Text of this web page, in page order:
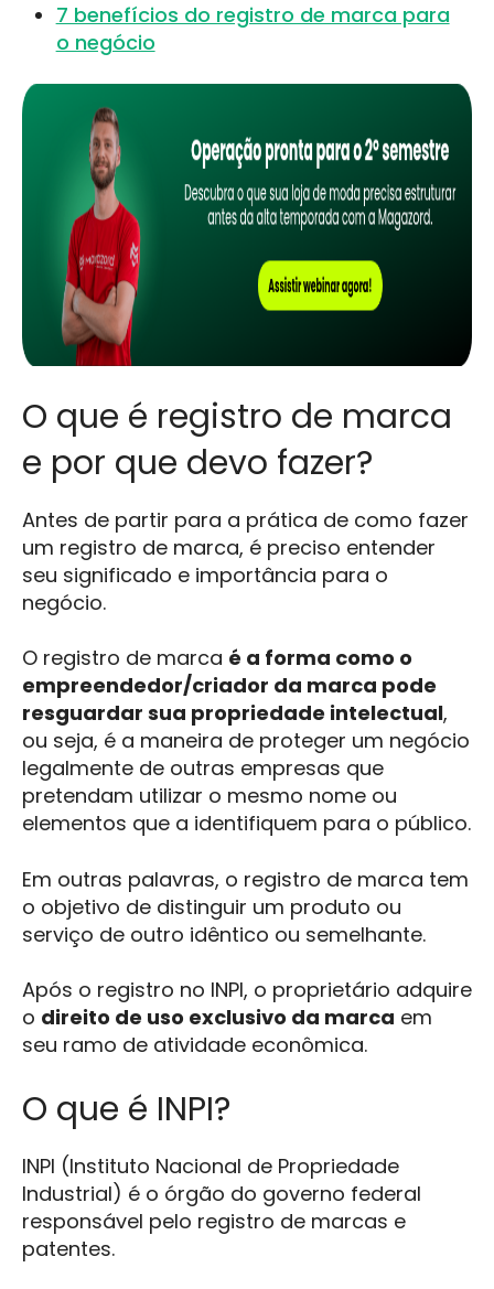
7 benefícios do registro de marca para
o negócio
O que é registro de marca
e por que devo fazer?
Antes de partir para a prática de como fazer
um registro de marca, é preciso entender
seu significado e importância para o
negócio.
O registro de marca é a forma como o
empreendedor/criador da marca pode
resguardar sua propriedade intelectual,
ou seja, é a maneira de proteger um negócio
legalmente de outras empresas que
pretendam utilizar o mesmo nome ou
elementos que a identifiquem para o público.
Em outras palavras, o registro de marca tem
o objetivo de distinguir um produto ou
serviço de outro idêntico ou semelhante.
Após o registro no INPI, o proprietário adquire
o direito de uso exclusivo da marca em
seu ramo de atividade econômica.
O que é INPI?
INPI (Instituto Nacional de Propriedade
Industrial) é o órgão do governo federal
responsável pelo registro de marcas e
patentes.